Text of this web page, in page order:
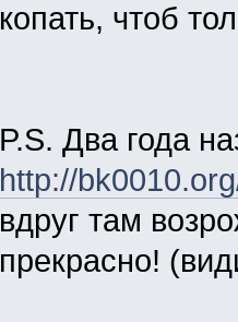
копать, чтоб
P.S. Два года
http://
вдруг там
прекрасно!